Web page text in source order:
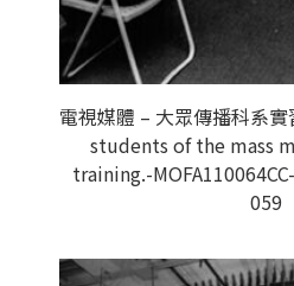
電視媒體 – 大眾傳播科系
students of the mass
training.-
059